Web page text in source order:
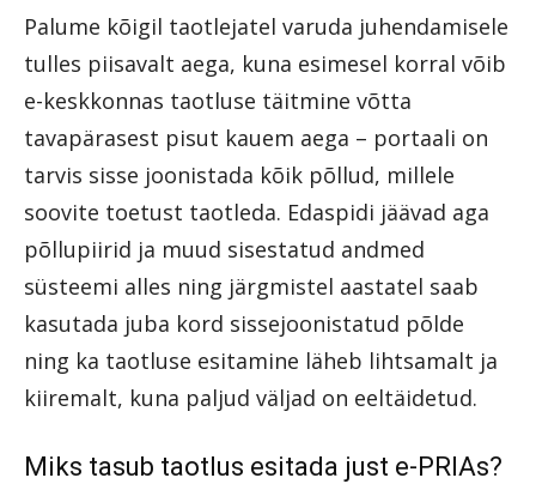
Palume kõigil taotlejatel varuda juhendamisele
tulles piisavalt aega, kuna esimesel korral võib
e-keskkonnas taotluse täitmine võtta
tavapärasest pisut kauem aega – portaali on
tarvis sisse joonistada kõik põllud, millele
soovite toetust taotleda. Edaspidi jäävad aga
põllupiirid ja muud sisestatud andmed
süsteemi alles ning järgmistel aastatel saab
kasutada juba kord sissejoonistatud põlde
ning ka taotluse esitamine läheb lihtsamalt ja
kiiremalt, kuna paljud väljad on eeltäidetud.
Miks tasub taotlus esitada just e-PRIAs?